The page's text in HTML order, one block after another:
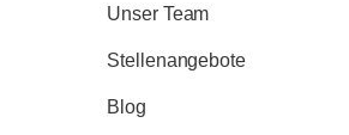
Unser Team
Stellenangebote
Blog